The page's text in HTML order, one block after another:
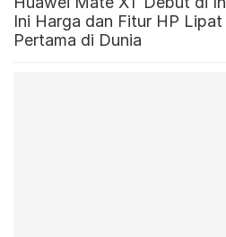
Ini Harga dan Fitur HP Lipat
Pertama di Dunia